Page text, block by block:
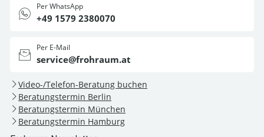
Per WhatsApp
+49 1579 2380070
Per E-Mail
service@frohraum.at
Video-/Telefon-Beratung buchen
Beratungstermin Berlin
Beratungstermin München
Beratungstermin Hamburg